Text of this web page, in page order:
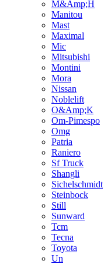
M&Amp;H
Manitou
Mast
Maximal
Mic
Mitsubishi
Montini
Mora
Nissan
Noblelift
O&Amp;K
Om-Pimespo
Omg
Patria
Raniero
Sf Truck
Shangli
Sichelschmidt
Steinbock
Still
Sunward
Tcm
Tecna
Toyota
Un